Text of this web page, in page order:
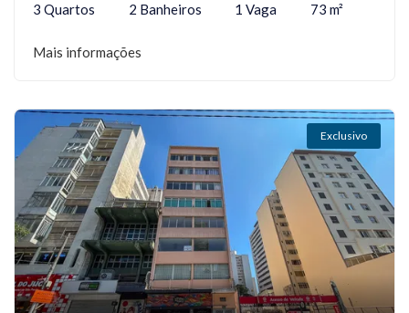
3 Quartos 2 Banheiros 1 Vaga 73 m²
Mais informações
Exclusivo